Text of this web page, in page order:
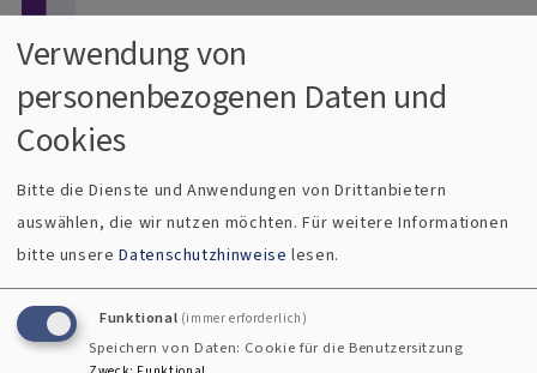
Direkt zum Inhalt
Dekanat Uffenheim
Evangelisch im Gollachgau
Breadcrumb
Startseite Ein gesegnetes, neues Jahr 2016!
Ein gesegnetes, neues Jahr 2016!
Verwendung von
personenbezogenen Daten und
Cookies
Bitte die Dienste und Anwendungen von Drittanbietern
auswählen, die wir nutzen möchten.Für weitere Informationen
bitte unsereDatenschutzhinweise lesen.
Funktional (immer erforderlich)
Speichern von Daten: Cookie für die Benutzersitzung